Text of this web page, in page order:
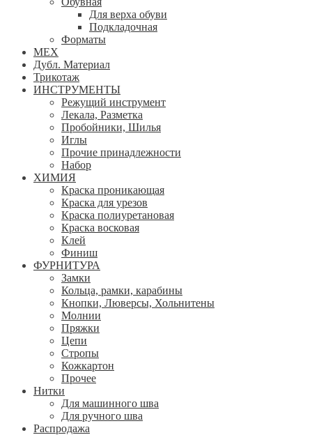
Для верха обуви
Подкладочная
Форматы
МЕХ
Дубл. Материал
Трикотаж
ИНСТРУМЕНТЫ
Режущий инструмент
Лекала, Разметка
Пробойники, Шилья
Иглы
Прочие принадлежности
Набор
ХИМИЯ
Краска проникающая
Краска для урезов
Краска полиуретановая
Краска восковая
Клей
Финиш
ФУРНИТУРА
Замки
Кольца, рамки, карабины
Кнопки, Люверсы, Хольнитены
Молнии
Пряжки
Цепи
Стропы
Кожкартон
Прочее
Нитки
Для машинного шва
Для ручного шва
Распродажа